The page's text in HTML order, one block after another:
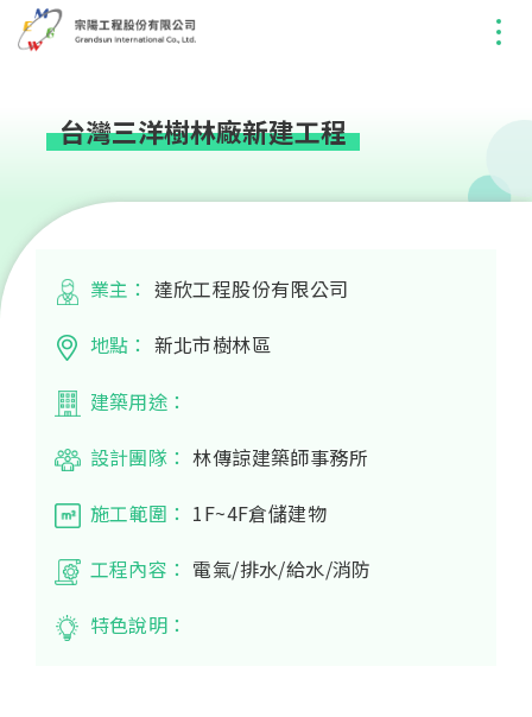
台灣三洋樹林廠新建工程
業主： 達欣工程股份有限公司
地點： 新北市樹林區
建築用途：
設計團隊： 林傳諒建築師事務所
施工範圍： 1F~4F倉儲建物
工程內容： 電氣/排水/給水/消防
特色說明：